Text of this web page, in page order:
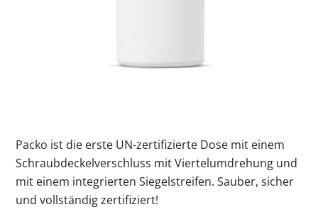
Packo ist die erste UN-zertifizierte Dose mit einem
Schraubdeckelverschluss mit Viertelumdrehung und
mit einem integrierten Siegelstreifen. Sauber, sicher
und vollständig zertifiziert!